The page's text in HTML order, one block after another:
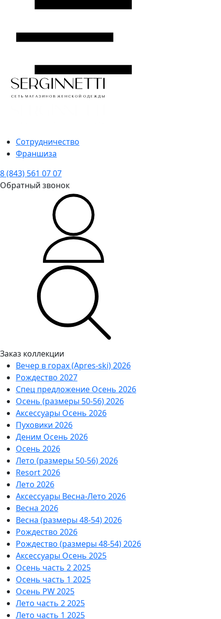
Сотрудничество
Франшиза
8 (843) 561 07 07
Обратный звонок
Заказ коллекции
Вечер в горах (Apres-ski) 2026
Рождество 2027
Спец предложение Осень 2026
Осень (размеры 50-56) 2026
Аксессуары Осень 2026
Пуховики 2026
Деним Осень 2026
Осень 2026
Лето (размеры 50-56) 2026
Resort 2026
Лето 2026
Аксессуары Весна-Лето 2026
Весна 2026
Весна (размеры 48-54) 2026
Рождество 2026
Рождество (размеры 48-54) 2026
Аксессуары Осень 2025
Осень часть 2 2025
Осень часть 1 2025
Осень PW 2025
Лето часть 2 2025
Лето часть 1 2025